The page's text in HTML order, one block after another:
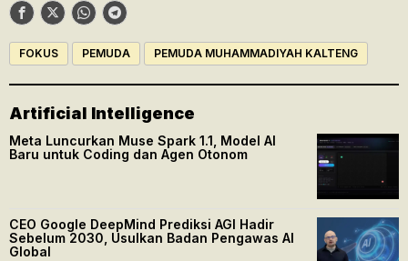
FOKUS PEMUDA PEMUDA MUHAMMADIYAH KALTENG
Artificial Intelligence
Meta Luncurkan Muse Spark 1.1, Model AI
Baru untuk Coding dan Agen Otonom
CEO Google DeepMind Prediksi AGI Hadir
Sebelum 2030, Usulkan Badan Pengawas AI
Global